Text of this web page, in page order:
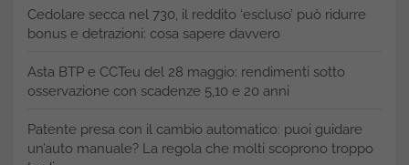
Cedolare secca nel 730, il reddito ‘escluso’ può ridurre
bonus e detrazioni: cosa sapere davvero
Asta BTP e CCTeu del 28 maggio: rendimenti sotto
osservazione con scadenze 5,10 e 20 anni
Patente presa con il cambio automatico: puoi guidare
un’auto manuale? La regola che molti scoprono troppo